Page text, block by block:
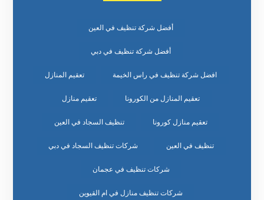
أفضل شركة تنظيف في العين
أفضل شركة تنظيف في دبي
افضل شركة تنظيف في راس الخيمة تعقيم المنازل
تعقيم المنازل من الكورونا تعقيم منازل
تعقيم منازل كورونا تنظيف السجاد في العين
تنظيف في العين شركات تنظيف السجاد في دبي
شركات تنظيف في عجمان
شركات تنظيف منازل في ام القيوين